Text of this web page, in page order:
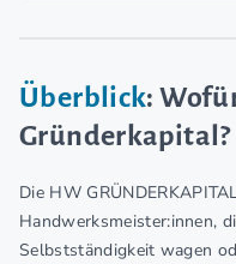
Überblick:
Gründerkapital?
Die HW
Handwerksmeister:innen,
Selbstständigkeit wagen